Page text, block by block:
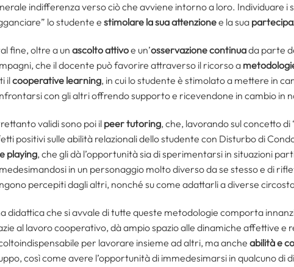
indifferenza verso ciò che avviene intorno a loro. Individuare i
lo studente estimolare la sua attenzionee la sua
fine, oltre a unascolto attivoe un’osservazione continuada parte
che il docente può favorire attraverso il ricorso a
ilcooperative learning, in cui lo studente è stimolato a mettere in
con gli altri offrendo supporto e ricevendone in cambio in
validi sono poi il peer tutoring, che, lavorando sul concetto
positivi sulle abilità relazionali dello studente con Disturbo di
playing, che gli dà l’opportunità sia di sperimentarsi in situazioni
in un personaggio molto diverso da se stesso e di
percepiti dagli altri, nonché su come adattarli a diverse
didattica che si avvale di tutte queste metodologie comporta
al lavoro cooperativo, dà ampio spazio alle dinamiche affettive e
per lavorare insieme ad altri, ma anche abilità e
così come avere l’opportunità di immedesimarsi in qualcuno di